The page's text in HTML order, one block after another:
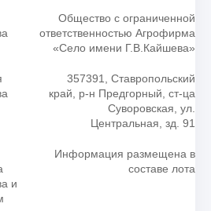
Общество с ограниченной
ответственностью Агрофирма
«Село имени Г.В.Кайшева»
357391, Ставропольский
край, р-н Предгорный, ст-ца
Суворовская, ул.
Центральная, зд. 91
и
Информация размещена в
составе лота